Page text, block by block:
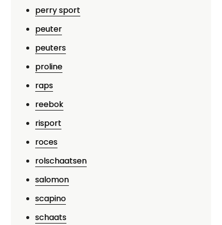
perry sport
peuter
peuters
proline
raps
reebok
risport
roces
rolschaatsen
salomon
scapino
schaats